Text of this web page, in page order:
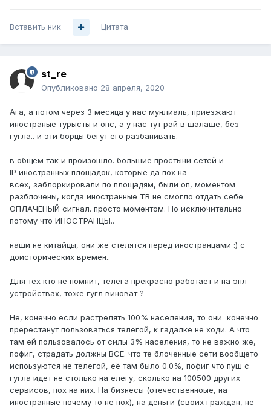
Вставить ник Цитата
st_re
Опубликовано 28 апреля, 2020
Ага, а потом через 3 месяца у нас мунлиаль, приезжают
иностраные турысты и опс, а у нас тут рай в шалаше, без
гугла.. и эти борцы бегут его разбанивать.
в общем так и произошло. большие простыни сетей и
IP иностранных площадок, которые да пох на
всех, заблоркировали по площадям, были оп, моментом
разблочены, когда иностранные ТВ не смогло отдать себе
ОПЛАЧЕНЫЙ сигнал. просто моментом. Но исключительно
потому что ИНОСТРАНЦЫ..
наши не китайцы, они же стелятся перед иностранцами :) с
доисторических времен..
Для тех кто не помнит, телега прекрасно работает и на эпл
устройствах, тоже гугл виноват ?
Не, конечно если растрелять 100% населения, то они конечно
пререстанут пользоваться телегой, к гадалке не ходи. А что
там ей пользовалось от силы 3% населения, то не важно же,
пофиг, страдать должны ВСЕ. что те блоченные сети вообщето
испоьзуются не телегой, её там было 0.0%, пофиг что пуш с
гугла идет не столько на елегу, сколько на 100500 других
сервисов, пох на них. На бизнесы (отечественноые, на
иностранные почему то не пох), на деньги (своих граждан, не